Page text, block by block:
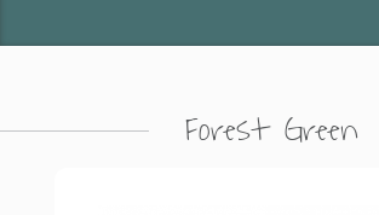
Forest Green